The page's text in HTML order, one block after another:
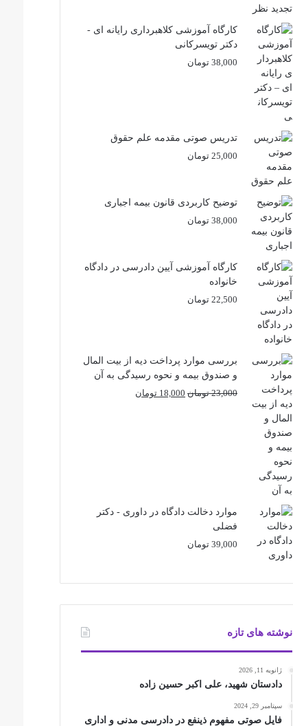
کارگاه آموزشی کلاهبرداری رایانه ای -
دکتر تویسرکانی
38,000 تومان
تدریس صوتی مقدمه علم حقوق
25,000 تومان
توضیح کاربردی قانون بیمه اجباری
38,000 تومان
کارگاه آموزشی آیین دادرسی در دادگاه
خانواده
22,500 تومان
بررسی موارد پرداخت دیه از بیت المال
و صندوق بیمه و نحوه رسیدگی به آن
23,000 تومان قیمت
18,000 تومان
موارد دخالت دادگاه در داوری - دکتر
فضلی
39,000 تومان
نوشته های تازه
ژانویه 11, 2026
دادستان شهید، علی اکبر حسین زاده
سپتامبر 29, 2024
فایل صوتی مفهوم ذینفع در دادرسی مدنی و اداری